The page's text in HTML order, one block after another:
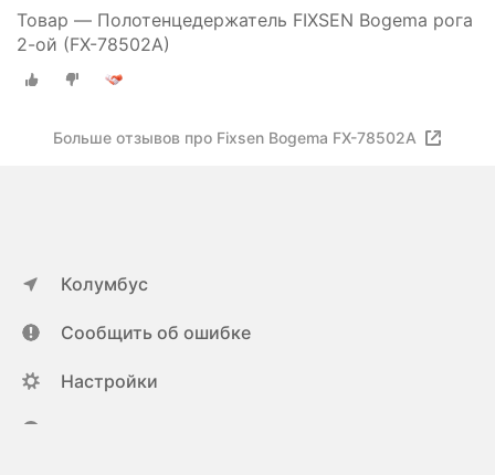
Товар — Полотенцедержатель FIXSEN Bogema рога
2-ой (FX-78502A)
Больше отзывов про Fixsen Bogema FX-78502A
Колумбус
Сообщить об ошибке
Настройки